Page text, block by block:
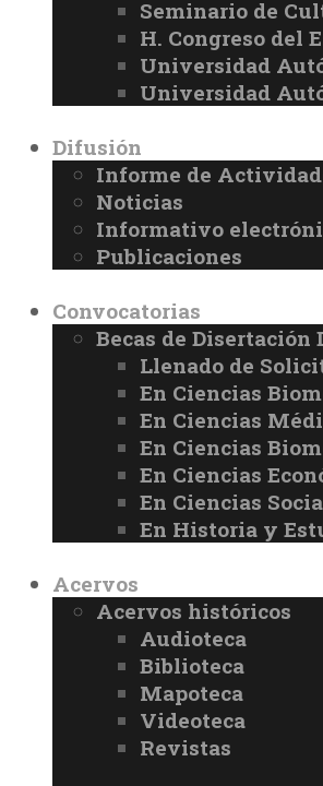
Seminario de
H. Congreso del
Universidad
Universidad
Difusión
Informe de
Noticias
Informativo
Publicaciones
Convocatorias
Becas de Disertación
Llenado de
En Ciencias
En Ciencias
En Ciencias
En Ciencias
En Ciencias
En Historia y
Acervos
Acervos históricos
Audioteca
Biblioteca
Mapoteca
Videoteca
Revistas